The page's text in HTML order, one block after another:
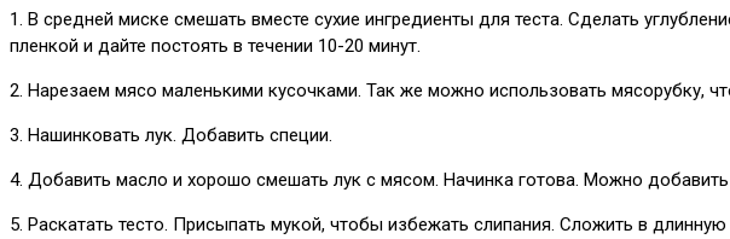
1. В средней миске смешать вместе сухие ингредиенты для теста. Сделать
пленкой и дайте постоять в течении 10-20 минут.
2. Нарезаем мясо маленькими кусочками. Так же можно использовать мясорубку,
3. Нашинковать лук. Добавить специи.
4. Добавить масло и хорошо смешать лук с мясом. Начинка готова. Можно
5. Раскатать тесто. Присыпать мукой, чтобы избежать слипания. Сложить в